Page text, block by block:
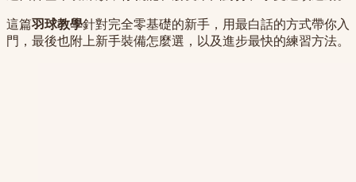
這篇羽球教學針對完全零基礎的新手，用最白話的方式帶你入
門，最後也附上新手裝備怎麼選，以及進步最快的練習方法。